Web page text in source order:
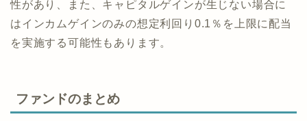
性があり、また、キャピタルゲインが生じない場合に
はインカムゲインのみの想定利回り0.1％を上限に配当
を実施する可能性もあります。
ファンドのまとめ